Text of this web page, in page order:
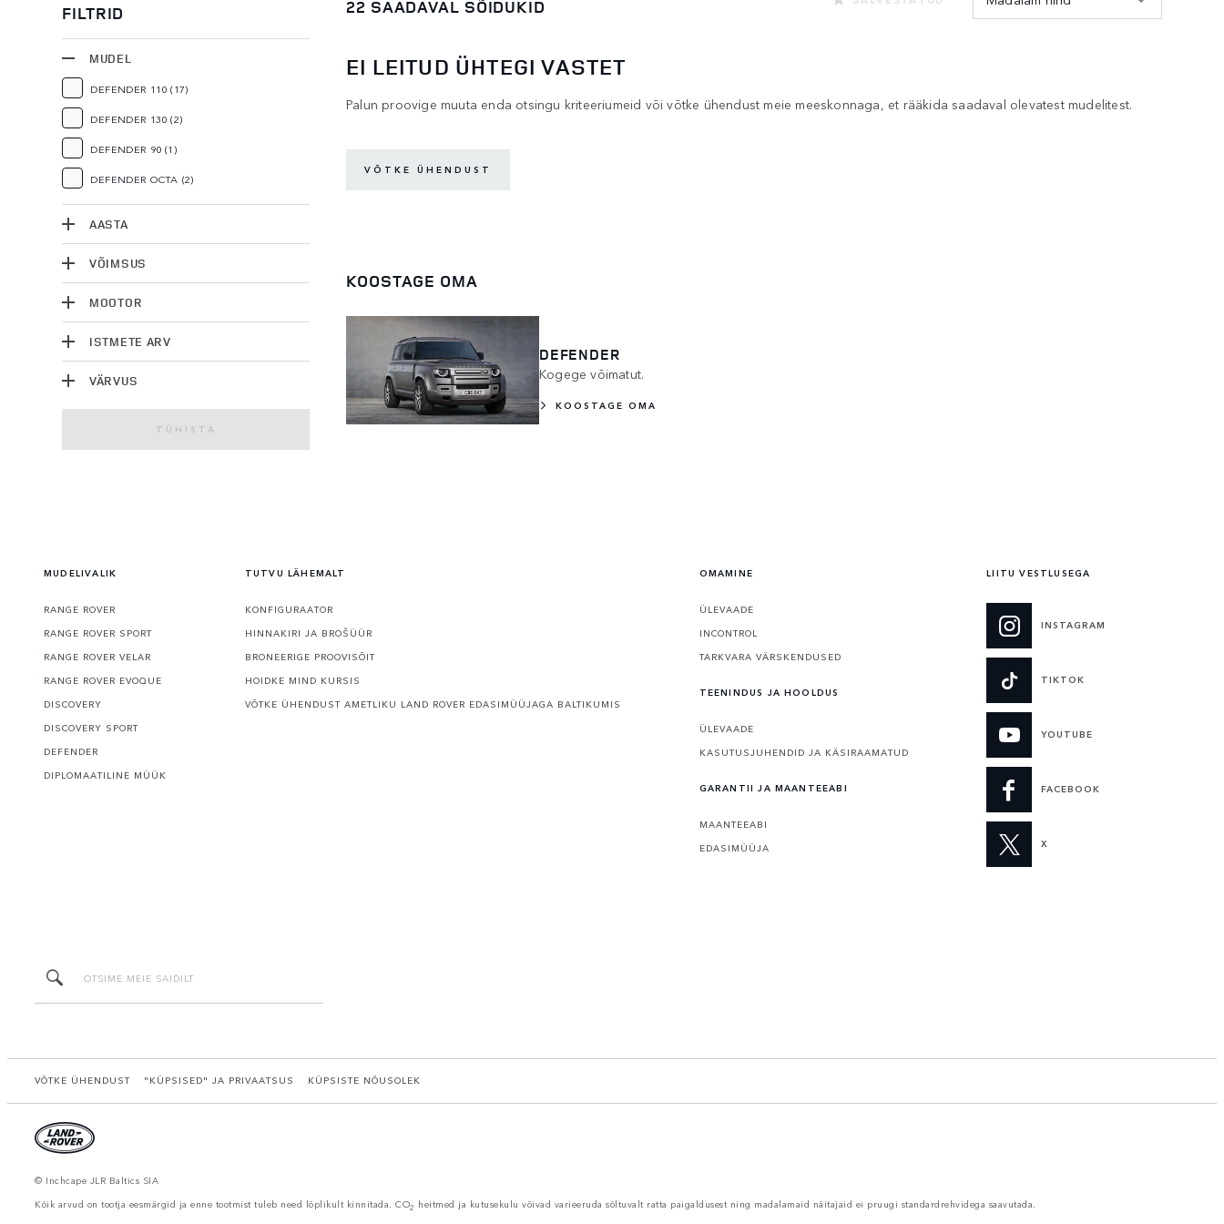
FILTRID
MUDEL
DEFENDER 110 (17)
DEFENDER 130 (2)
DEFENDER 90 (1)
DEFENDER OCTA (2)
AASTA
VÕIMSUS
MOOTOR
ISTMETE ARV
VÄRVUS
TÜHISTA
22 SAADAVAL SÕIDUKID
EI LEITUD ÜHTEGI VASTET
Palun proovige muuta enda otsingu kriteeriumeid või võtke ühendust meie meeskonnaga, et rääkida saadaval olevatest mudelitest.
VÕTKE ÜHENDUST
KOOSTAGE OMA
DEFENDER
Kogege võimatut.
KOOSTAGE OMA
MUDELIVALIK
RANGE ROVER
RANGE ROVER SPORT
RANGE ROVER VELAR
RANGE ROVER EVOQUE
DISCOVERY
DISCOVERY SPORT
DEFENDER
DIPLOMAATILINE MÜÜK
TUTVU LÄHEMALT
KONFIGURAATOR
HINNAKIRI JA BROŠÜÜR
BRONEERIGE PROOVISÕIT
HOIDKE MIND KURSIS
VÕTKE ÜHENDUST AMETLIKU LAND ROVER EDASIMÜÜJAGA BALTIKUMIS
OMAMINE
ÜLEVAADE
INCONTROL
TARKVARA VÄRSKENDUSED
TEENINDUS JA HOOLDUS
ÜLEVAADE
KASUTUSJUHENDID JA KÄSIRAAMATUD
GARANTII JA MAANTEEABI
MAANTEEABI
EDASIMÜÜJA
LIITU VESTLUSEGA
INSTAGRAM
TIKTOK
YOUTUBE
FACEBOOK
X
VÕTKE ÜHENDUST "KÜPSISED" JA PRIVAATSUS KÜPSISTE NÕUSOLEK
© Inchcape JLR Baltics SIA
Kõik arvud on tootja eesmärgid ja enne tootmist tuleb need lõplikult kinnitada. CO2 heitmed ja kutusekulu võivad varieeruda sõltuvalt ratta paigaldusest ning madalamaid näitajaid ei pruugi standardrehvidega saavutada.